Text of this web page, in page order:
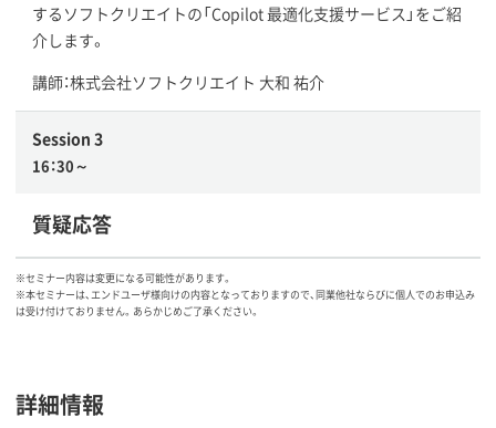
するソフトクリエイトの「Copilot 最適化支援サービス」をご紹
介します。
講師：株式会社ソフトクリエイト 大和 祐介
Session 3
16：30～
質疑応答
※セミナー内容は変更になる可能性があります。
※本セミナーは、エンドユーザ様向けの内容となっておりますので、同業他社ならびに個人でのお申込み
は受け付けておりません。あらかじめご了承ください。
詳細情報